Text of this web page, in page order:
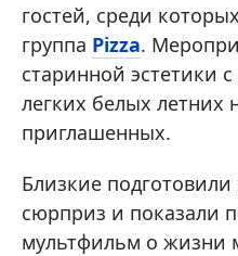
гостей, среди
группа Pizza.
старинной эстетики
легких белых летних
приглашенных.
Близкие
сюрприз и показали
мультфильм о жизни